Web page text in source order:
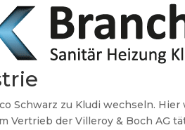
Schwarz zu Kludi wechseln.
Vertrieb der Villeroy & Boch AG